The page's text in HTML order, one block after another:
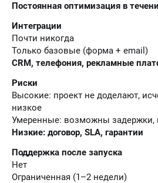
Постоянная оптимизация в
Интеграции
Почти никогда
Только базовые (форма + email)
CRM, телефония, рекламные
Риски
Высокие: проект не доделают,
низкое
Умеренные: возможны задержки,
Низкие: договор, SLA, гарантии
Поддержка после запуска
Нет
Ограниченная (1–2 недели)